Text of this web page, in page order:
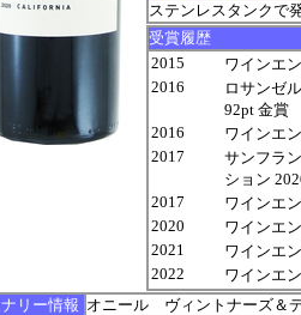
ステンレスタンクで
受賞履歴
2015
ワインエ
2016
ロサンゼ
92pt 金賞
2016
ワインエ
2017
サンフラ
ション
2017
ワインエ
2020
ワインエ
2021
ワインエ
2022
ワインエ
リー情報 オニール ヴィントナーズ＆